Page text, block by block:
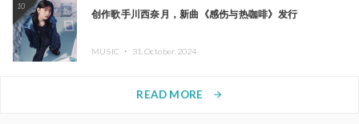
10
创作歌手川西奈月，新曲《感伤与热咖啡》发行
MUSIC ・ 31.October.2024
READ MORE arrow_forward